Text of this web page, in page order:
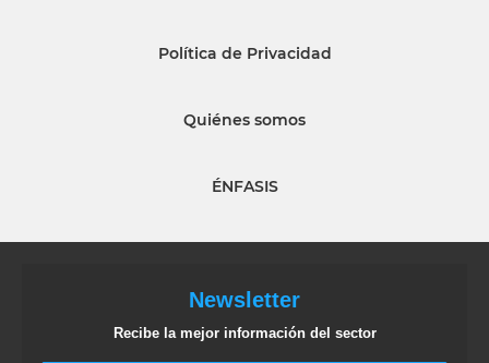
Política de Privacidad
Quiénes somos
ÉNFASIS
Newsletter
Recibe la mejor información del sector